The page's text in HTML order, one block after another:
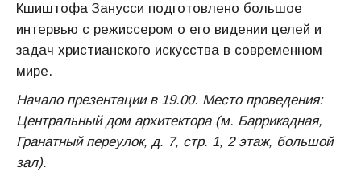
Кшиштофа Занусси подготовлено большое
интервью с режиссером о его видении целей и
задач христианского искусства в современном
мире.
Начало презентации в 19.00. Место проведения:
Центральный дом архитектора (м. Баррикадная,
Гранатный переулок, д. 7, стр. 1, 2 этаж, большой
зал).